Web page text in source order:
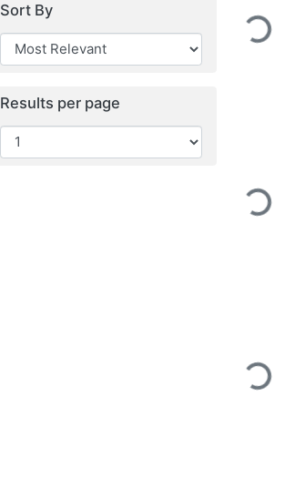
Sort By
Results per page
Loading...
Loading...
Loading...